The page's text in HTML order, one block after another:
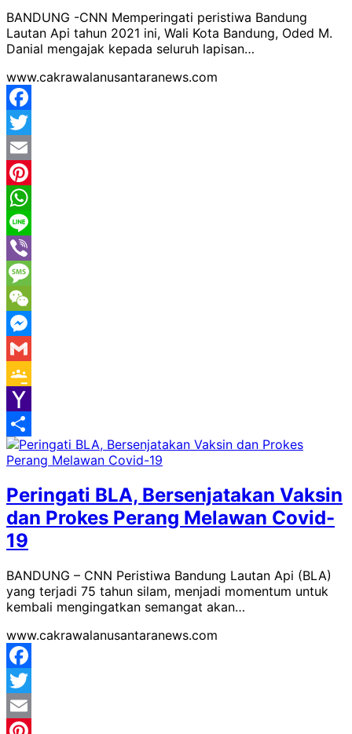
BANDUNG -CNN Memperingati peristiwa Bandung
Lautan Api tahun 2021 ini, Wali Kota Bandung, Oded M.
Danial mengajak kepada seluruh lapisan…
www.cakrawalanusantaranews.com
Facebook
Twitter
Email
Pinterest
WhatsApp
Line
Viber
Message
WeChat
Messenger
Gmail
Google
Classroom
Yahoo
Mail
Share
Peringati BLA, Bersenjatakan Vaksin
dan Prokes Perang Melawan Covid-
19
BANDUNG – CNN Peristiwa Bandung Lautan Api (BLA)
yang terjadi 75 tahun silam, menjadi momentum untuk
kembali mengingatkan semangat akan…
www.cakrawalanusantaranews.com
Facebook
Twitter